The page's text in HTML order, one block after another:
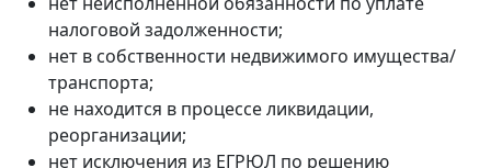
налоговой задолженности;
нет в собственности недвижимого имущества/
транспорта;
не находится в процессе ликвидации,
реорганизации;
нет исключения из ЕГРЮЛ по решению